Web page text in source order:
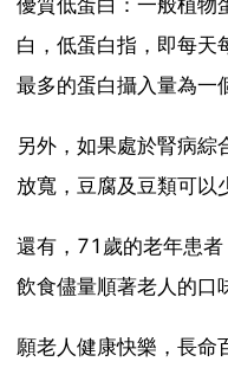
優質低蛋白：一般植物
白，低蛋白指，即每天
最多的蛋白攝入量為一
另外，如果處於腎病綜
放寬，豆腐及豆類可以
還有，71歲的老年患
飲食儘量順著老人的口
願老人健康快樂，長命